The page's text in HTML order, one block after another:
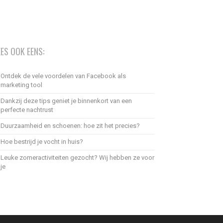
OOK EENS:
Ontdek de vele voordelen van Facebook als
marketing tool
Dankzij deze tips geniet je binnenkort van een
perfecte nachtrust
Duurzaamheid en schoenen: hoe zit het precies?
Hoe bestrijd je vocht in huis?
Leuke zomeractiviteiten gezocht? Wij hebben ze voor
je